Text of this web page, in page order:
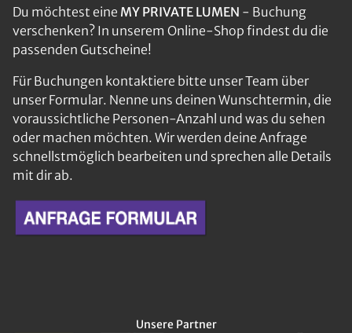
Du möchtest eine MY PRIVATE LUMEN - Buchung
verschenken? In unserem Online-Shop findest du die
passenden Gutscheine!
Für Buchungen kontaktiere bitte unser Team über
unser Formular. Nenne uns deinen Wunschtermin, die
voraussichtliche Personen-Anzahl und was du sehen
oder machen möchten. Wir werden deine Anfrage
schnellstmöglich bearbeiten und sprechen alle Details
mit dir ab.
Unsere Partner